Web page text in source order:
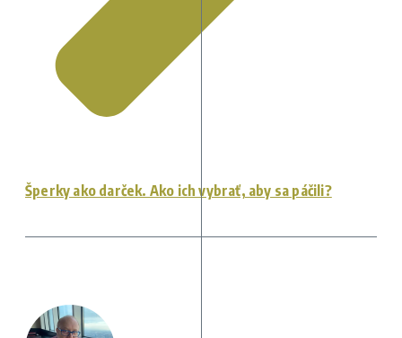
Šperky ako darček. Ako ich vybrať, aby sa páčili?